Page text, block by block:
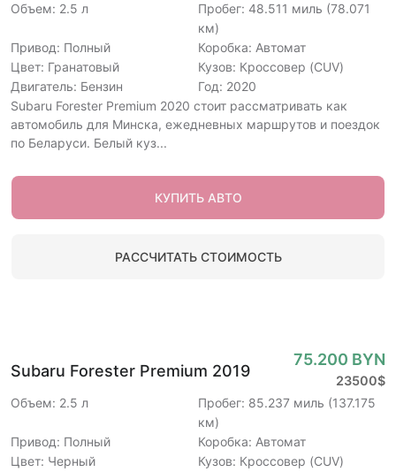
Объем: 2.5 л
Пробег: 48.511 миль (78.071
км)
Привод: Полный
Коробка: Автомат
Цвет: Гранатовый
Кузов: Кроссовер (CUV)
Двигатель: Бензин
Год: 2020
Subaru Forester Premium 2020 стоит рассматривать как
автомобиль для Минска, ежедневных маршрутов и поездок
по Беларуси. Белый куз...
КУПИТЬ АВТО
РАССЧИТАТЬ СТОИМОСТЬ
Subaru Forester Premium 2019
75.200 BYN
23500$
Объем: 2.5 л
Пробег: 85.237 миль (137.175
км)
Привод: Полный
Коробка: Автомат
Цвет: Черный
Кузов: Кроссовер (CUV)